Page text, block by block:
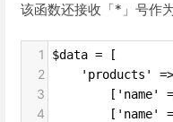
该函数还接收「*」号作
1 $data = [
2
'products'
3
['name'
4
['name'